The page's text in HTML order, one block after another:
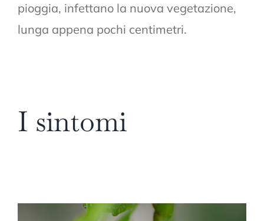
pioggia, infettano la nuova vegetazione,
lunga appena pochi centimetri.
I sintomi